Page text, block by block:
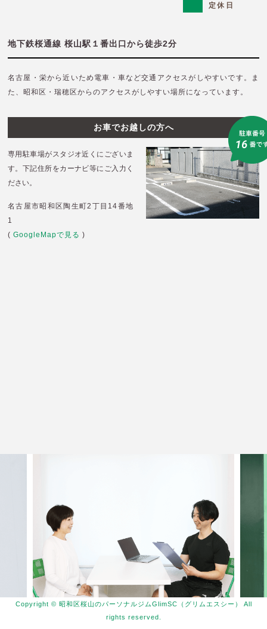
定休日
地下鉄桜通線 桜山駅１番出口から徒歩2分
名古屋・栄から近いため電車・車など交通アクセスがしやすいです。
ま
た、昭和区・瑞穂区からのアクセスがしやすい場所になっています。
お車でお越しの方へ
専用駐車場がスタジオ近くにございま
す。 下記住所をカーナビ等にご入力く
ださい。
名古屋市昭和区陶生町2丁目14番地
1
( GoogleMapで見る )
Copyright © 昭和区桜山のパーソナルジムGlimSC（グリムエスシー） All
rights reserved.